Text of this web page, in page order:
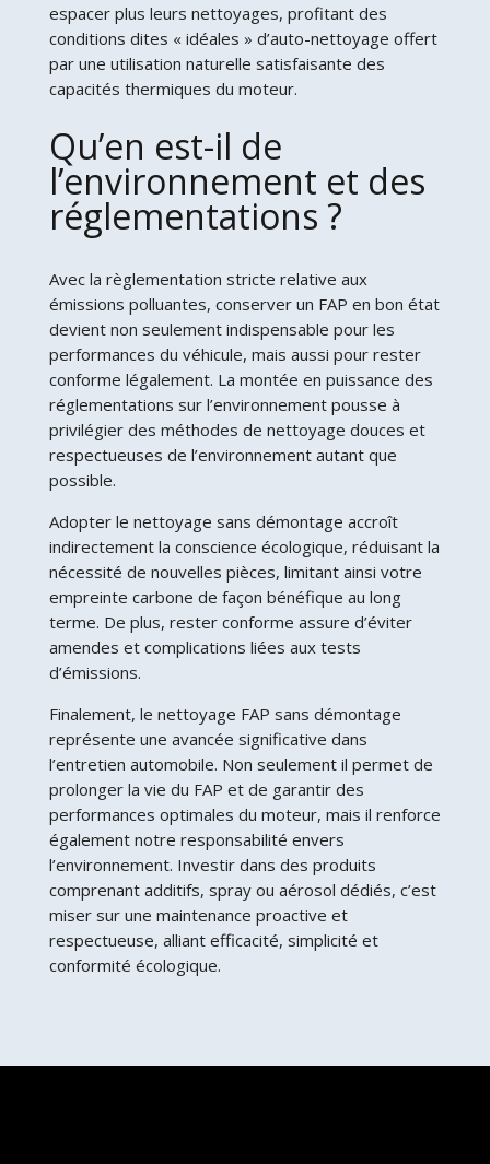
espacer plus leurs nettoyages, profitant des
conditions dites « idéales » d’auto-nettoyage offert
par une utilisation naturelle satisfaisante des
capacités thermiques du moteur.
Qu’en est-il de
l’environnement et des
réglementations ?
Avec la règlementation stricte relative aux
émissions polluantes, conserver un FAP en bon état
devient non seulement indispensable pour les
performances du véhicule, mais aussi pour rester
conforme légalement. La montée en puissance des
réglementations sur l’environnement pousse à
privilégier des méthodes de nettoyage douces et
respectueuses de l’environnement autant que
possible.
Adopter le nettoyage sans démontage accroît
indirectement la conscience écologique, réduisant la
nécessité de nouvelles pièces, limitant ainsi votre
empreinte carbone de façon bénéfique au long
terme. De plus, rester conforme assure d’éviter
amendes et complications liées aux tests
d’émissions.
Finalement, le nettoyage FAP sans démontage
représente une avancée significative dans
l’entretien automobile. Non seulement il permet de
prolonger la vie du FAP et de garantir des
performances optimales du moteur, mais il renforce
également notre responsabilité envers
l’environnement. Investir dans des produits
comprenant additifs, spray ou aérosol dédiés, c’est
miser sur une maintenance proactive et
respectueuse, alliant efficacité, simplicité et
conformité écologique.